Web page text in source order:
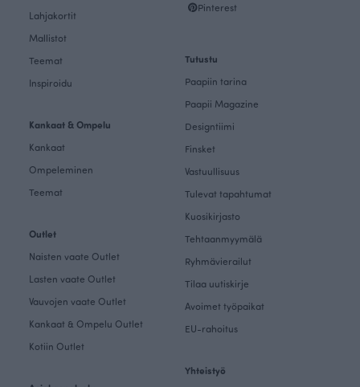
Lahjakortit
Mallistot
Teemat
Inspiroidu
Kankaat & Ompelu
Kankaat
Ompeleminen
Teemat
Outlet
Naisten vaate Outlet
Lasten vaate Outlet
Vauvojen vaate Outlet
Kankaat & Ompelu Outlet
Kotiin Outlet
Pinterest
Tutustu
Paapiin tarina
Paapii Magazine
Designtiimi
Finsket
Vastuullisuus
Tulevat tapahtumat
Kuosikirjasto
Tehtaanmyymälä
Ryhmävierailut
Tilaa uutiskirje
Avoimet työpaikat
EU-rahoitus
Yhteistyö